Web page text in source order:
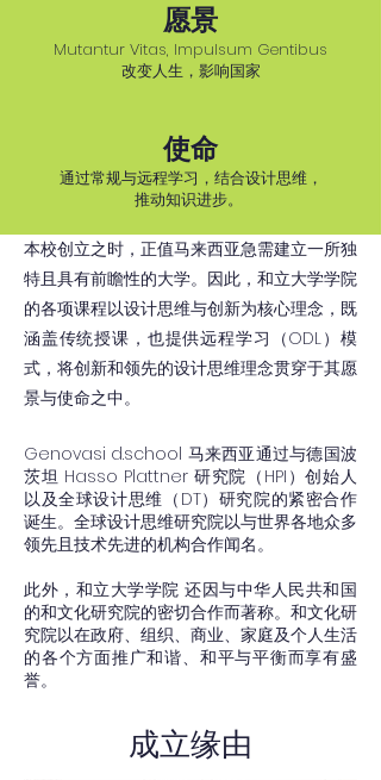
愿景
Mutantur Vitas, Impulsum Gentibus
改变人生，影响国家
使命
通过常规与远程学习，结合设计思维，
推动知识进步。
本校创立之时，正值马来西亚急需建立一所独
特且具有前瞻性的大学。因此，和立大学学院
的各项课程以设计思维与创新为核心理念，既
涵盖传统授课，也提供远程学习（ODL）模
式，将创新和领先的设计思维理念贯穿于其愿
景与使命之中。
Genovasi d.school 马来西亚通过与德国波
茨坦 Hasso Plattner 研究院（HPI）创始人
以及全球设计思维（DT）研究院的紧密合作
诞生。全球设计思维研究院以与世界各地众多
领先且技术先进的机构合作闻名。
此外，和立大学学院 还因与中华人民共和国
的和文化研究院的密切合作而著称。和文化研
究院以在政府、组织、商业、家庭及个人生活
的各个方面推广和谐、和平与平衡而享有盛
誉。
成立缘由